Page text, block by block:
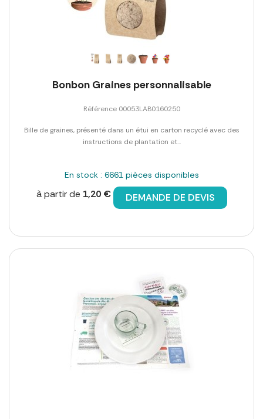
Bonbon Graines personnalisable
Référence 00053LAB0160250
Bille de graines, présenté dans un étui en carton recyclé avec des
instructions de plantation et...
En stock : 6661 pièces disponibles
à partir de 1,20 € DEMANDE DE DEVIS